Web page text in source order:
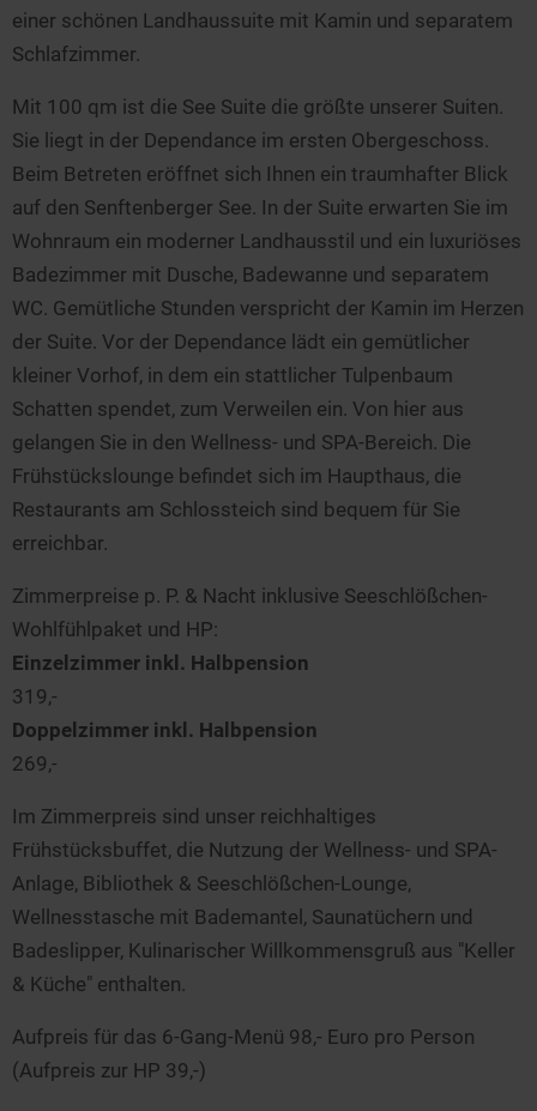
einer schönen Landhaussuite mit Kamin und separatem
Schlafzimmer.
Mit 100 qm ist die See Suite die größte unserer Suiten.
Sie liegt in der Dependance im ersten Obergeschoss.
Beim Betreten eröffnet sich Ihnen ein traumhafter Blick
auf den Senftenberger See. In der Suite erwarten Sie im
Wohnraum ein moderner Landhausstil und ein luxuriöses
Badezimmer mit Dusche, Badewanne und separatem
WC. Gemütliche Stunden verspricht der Kamin im Herzen
der Suite. Vor der Dependance lädt ein gemütlicher
kleiner Vorhof, in dem ein stattlicher Tulpenbaum
Schatten spendet, zum Verweilen ein. Von hier aus
gelangen Sie in den Wellness- und SPA-Bereich. Die
Frühstückslounge befindet sich im Haupthaus, die
Restaurants am Schlossteich sind bequem für Sie
erreichbar.
Zimmerpreise p. P. & Nacht inklusive Seeschlößchen-
Wohlfühlpaket und HP:
Einzelzimmer inkl. Halbpension
319,-
Doppelzimmer inkl. Halbpension
269,-
Im Zimmerpreis sind unser reichhaltiges
Frühstücksbuffet, die Nutzung der Wellness- und SPA-
Anlage, Bibliothek & Seeschlößchen-Lounge,
Wellnesstasche mit Bademantel, Saunatüchern und
Badeslipper, Kulinarischer Willkommensgruß aus "Keller
& Küche" enthalten.
Aufpreis für das 6-Gang-Menü 98,- Euro pro Person
(Aufpreis zur HP 39,-)